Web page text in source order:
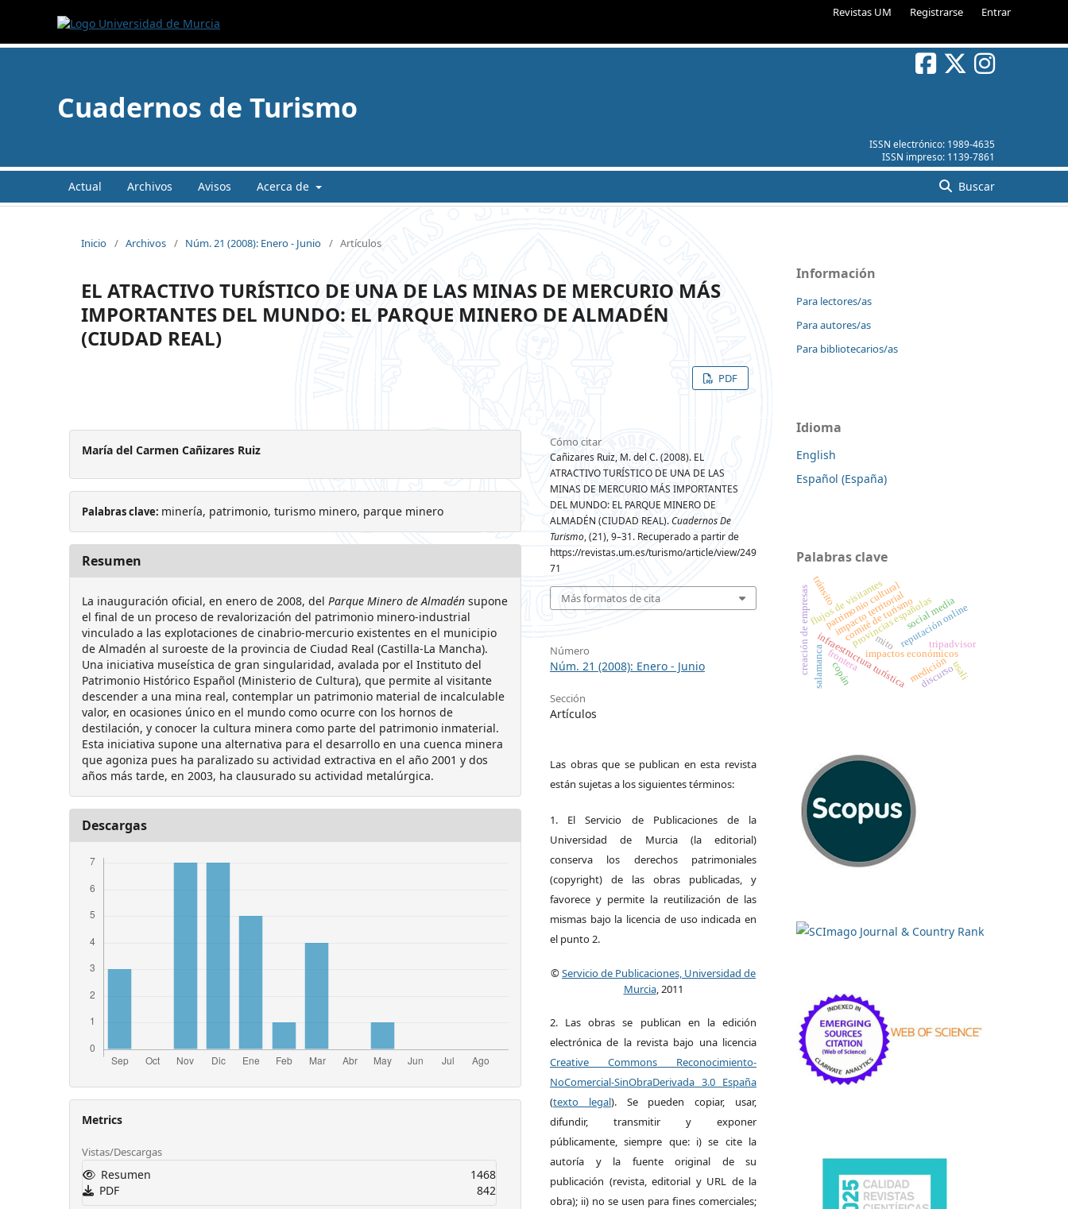
Revistas UM Registrarse Entrar
ISSN electrónico: 1989-4635
ISSN impreso: 1139-7861
Cuadernos de Turismo
Actual Archivos Avisos Acerca de Buscar
Inicio / Archivos / Núm. 21 (2008): Enero - Junio / Artículos
EL ATRACTIVO TURÍSTICO DE UNA DE LAS MINAS DE MERCURIO MÁS
IMPORTANTES DEL MUNDO: EL PARQUE MINERO DE ALMADÉN
(CIUDAD REAL)
PDF
María del Carmen Cañizares Ruiz
Palabras clave: minería, patrimonio, turismo minero, parque minero
Resumen
La inauguración oficial, en enero de 2008, del Parque Minero de Almadén supone
el final de un proceso de revalorización del patrimonio minero-industrial
vinculado a las explotaciones de cinabrio-mercurio existentes en el municipio
de Almadén al suroeste de la provincia de Ciudad Real (Castilla-La Mancha).
Una iniciativa museística de gran singularidad, avalada por el Instituto del
Patrimonio Histórico Español (Ministerio de Cultura), que permite al visitante
descender a una mina real, contemplar un patrimonio material de incalculable
valor, en ocasiones único en el mundo como ocurre con los hornos de
destilación, y conocer la cultura minera como parte del patrimonio inmaterial.
Esta iniciativa supone una alternativa para el desarrollo en una cuenca minera
que agoniza pues ha paralizado su actividad extractiva en el año 2001 y dos
años más tarde, en 2003, ha clausurado su actividad metalúrgica.
Descargas
Metrics
Vistas/Descargas
Resumen
1468
PDF
842
Cómo citar
Cañizares Ruiz, M. del C. (2008). EL
ATRACTIVO TURÍSTICO DE UNA DE LAS
MINAS DE MERCURIO MÁS IMPORTANTES
DEL MUNDO: EL PARQUE MINERO DE
ALMADÉN (CIUDAD REAL).Cuadernos De
Turismo, (21), 9–31. Recuperado a partir de
https://revistas.um.es/turismo/article/view/249
71
Más formatos de cita
Número
Núm. 21 (2008): Enero - Junio
Sección
Artículos
Las obras que se publican en esta revista
están sujetas a los siguientes términos:
1. El Servicio de Publicaciones de la
Universidad de Murcia (la editorial)
conserva los derechos patrimoniales
(copyright) de las obras publicadas, y
favorece y permite la reutilización de las
mismas bajo la licencia de uso indicada en
el punto 2.
©Servicio de Publicaciones, Universidad de
Murcia, 2011
2. Las obras se publican en la edición
electrónica de la revista bajo una licencia
Creative Commons Reconocimiento-
NoComercial-SinObraDerivada 3.0 España
(texto legal). Se pueden copiar, usar,
difundir, transmitir y exponer
públicamente, siempre que: i) se cite la
autoría y la fuente original de su
publicación (revista, editorial y URL de la
obra); ii) no se usen para fines comerciales;
Información
Para lectores/as
Para autores/as
Para bibliotecarios/as
Idioma
English
Español (España)
Palabras clave
patrimonio culturalreputación online
infraestructura turísticaimpactos económicos
medición
provincias españolastripadvisor
social media
flujos de visitantes
frontera
copán
creación de empresas comité de turismo
mito
impacto territorial
discurso
salamanca
tránsito
usali